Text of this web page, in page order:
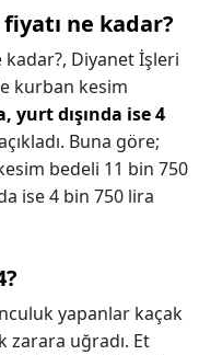
ne kadar?
kadar?, Diyanet İşleri
kurban kesim
yurt dışında ise 4
Buna göre;
bedeli 11 bin 750
ise 4 bin 750 lira
yapanlar kaçak
zarara uğradı. Et